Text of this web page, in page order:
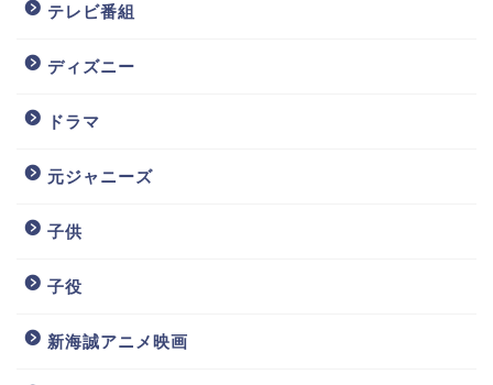
テレビ番組
ディズニー
ドラマ
元ジャニーズ
子供
子役
新海誠アニメ映画